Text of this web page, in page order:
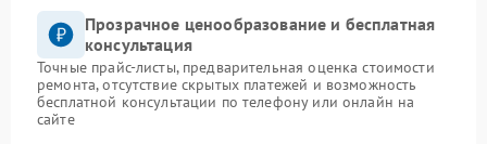
Прозрачное ценообразование и бесплатная
консультация
Точные прайс-листы, предварительная оценка стоимости
ремонта, отсутствие скрытых платежей и возможность
бесплатной консультации по телефону или онлайн на
сайте